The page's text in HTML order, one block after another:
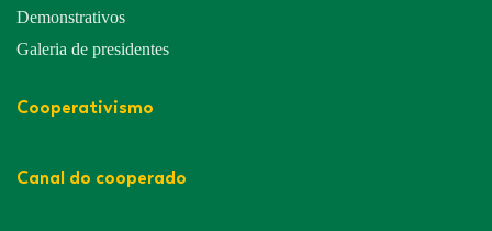
Demonstrativos
Galeria de presidentes
Cooperativismo
Canal do cooperado